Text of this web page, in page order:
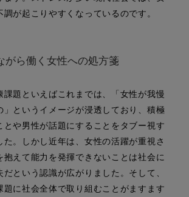
が起こりやすくなっているのです。
がら働く女性への処方箋
題といえばこれまでは、「女性が我慢
」というイメージが浸透しており、積極
とや男性が話題にすることをタブー視す
た。しかし近年は、女性の活躍が重視さ
抱えて能力を発揮できないことは社会に
だという認識が広がりました。そして、
題に社会全体で取り組むことがますます